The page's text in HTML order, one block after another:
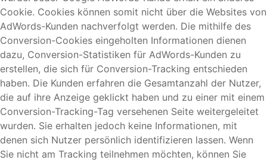
Cookie. Cookies können somit nicht über die Websites von
AdWords-Kunden nachverfolgt werden. Die mithilfe des
Conversion-Cookies eingeholten Informationen dienen
dazu, Conversion-Statistiken für AdWords-Kunden zu
erstellen, die sich für Conversion-Tracking entschieden
haben. Die Kunden erfahren die Gesamtanzahl der Nutzer,
die auf ihre Anzeige geklickt haben und zu einer mit einem
Conversion-Tracking-Tag versehenen Seite weitergeleitet
wurden. Sie erhalten jedoch keine Informationen, mit
denen sich Nutzer persönlich identifizieren lassen. Wenn
Sie nicht am Tracking teilnehmen möchten, können Sie